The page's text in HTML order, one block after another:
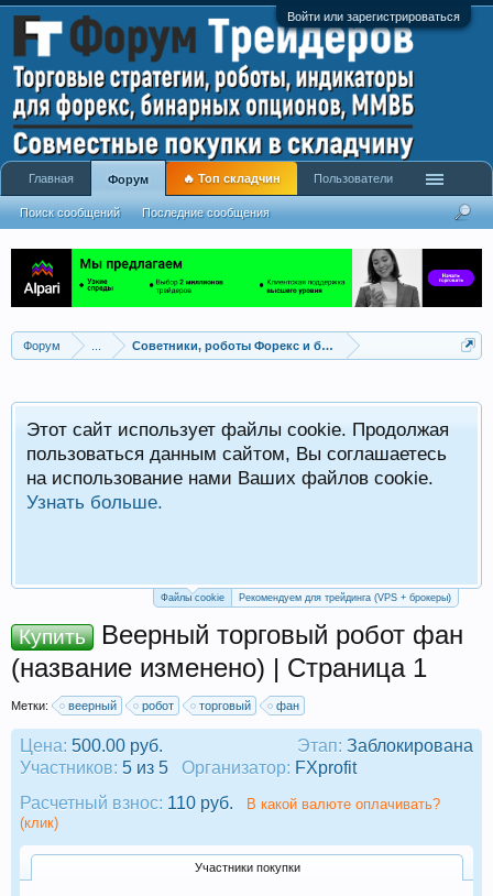
Войти или зарегистрироваться
Форум Советники, роботы Форекс и бинарных опционов
Этот сайт использует файлы cookie. Продолжая
пользоваться данным сайтом, Вы соглашаетесь
на использование нами Ваших файлов cookie.
Узнать больше.
Файлы cookie Рекомендуем для трейдинга (VPS + брокеры)
Купить
Веерный торговый робот фан
(название изменено) | Страница 1
Метки: веерный робот торговый фан
Этап: Заблокирована
Цена: 500.00 руб.
Участников: 5 из 5 Организатор: FXprofit
Расчетный взнос: 110 руб.
В какой валюте оплачивать?
(клик)
Участники покупки
Главная Форум
Поиск сообщений Последние сообщения
🔥 Топ складчин Пользователи